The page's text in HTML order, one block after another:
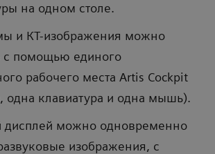
на одном столе.
и КТ-изображения можно
с помощью единого
рабочего места Artis Сockpit
одна клавиатура и одна мышь).
дисплей можно одновременно
изображения, с